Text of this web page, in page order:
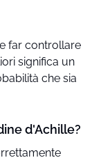
far controllare
significa un
che sia
d'Achille?